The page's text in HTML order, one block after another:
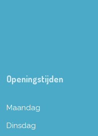
Openingstijden
Maandag
Dinsdag